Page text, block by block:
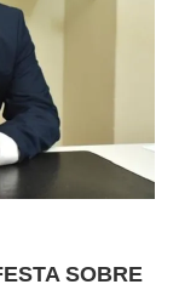
SOBRE